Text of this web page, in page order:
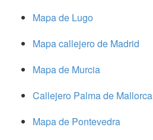
Mapa de Lugo
Mapa callejero de Madrid
Mapa de Murcia
Callejero Palma de Mallorca
Mapa de Pontevedra